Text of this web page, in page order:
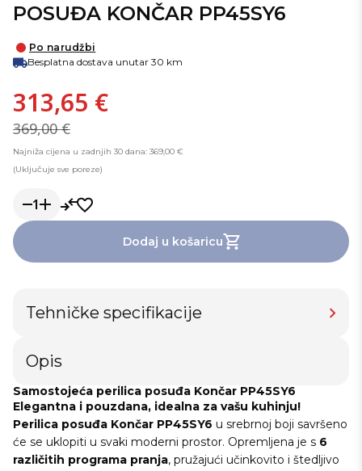
POSUĐA KONČAR PP45SY6
Po narudžbi
Besplatna dostava unutar 30 km
313,65 €
369,00 €
Najniža cijena u zadnjih 30 dana: 369,00 €
(Uključuje sve poreze)
1
Dodaj u košaricu
Tehničke specifikacije
Opis
Samostojeća perilica posuđa Končar PP45SY6
Elegantna i pouzdana, idealna za vašu kuhinju!
Perilica posuđa Končar PP45SY6 u srebrnoj boji savršeno
će se uklopiti u svaki moderni prostor. Opremljena je s 6
različitih programa pranja, pružajući učinkovito i štedljivo